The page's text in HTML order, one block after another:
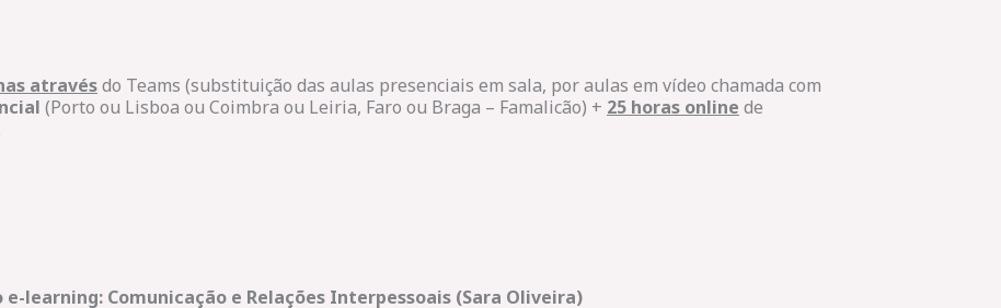
atravésdo Teams (substituição das aulas presenciais em sala, por aulas em vídeo chamada com
(Porto ou Lisboa ou Coimbra ou Leiria, Faro ou Braga – Famalicão) + 25 horas online de
e-learning: Comunicação e Relações Interpessoais (Sara Oliveira)